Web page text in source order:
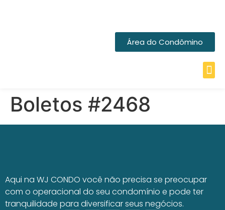
Área do Condômino
Boletos #2468
Aqui na WJ CONDO você não precisa se preocupar
com o operacional do seu condomínio e pode ter
tranquilidade para diversificar seus negócios.